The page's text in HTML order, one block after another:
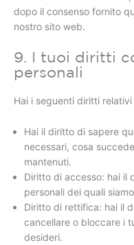
dopo il consenso fornito
nostro sito web.
9. I tuoi diritti
personali
Hai i seguenti diritti
Hai il diritto di sapere
necessari, cosa
mantenuti.
Diritto di accesso: hai il
personali dei quali
Diritto di rettifica: hai il
cancellare o bloccare i
desideri.